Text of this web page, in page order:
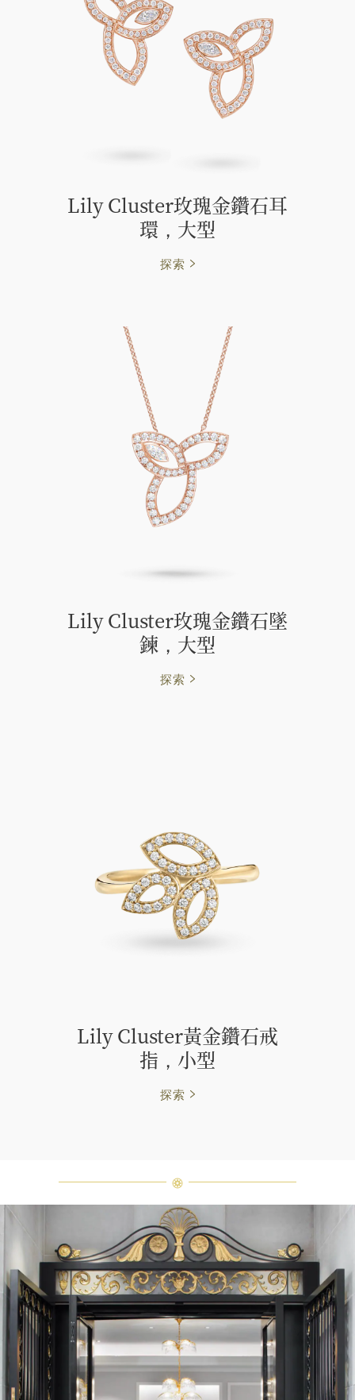
Lily Cluster玫瑰金鑽石耳
環，大型
探索
Lily Cluster玫瑰金鑽石墜
鍊，大型
探索
Lily Cluster黃金鑽石戒
指，小型
探索